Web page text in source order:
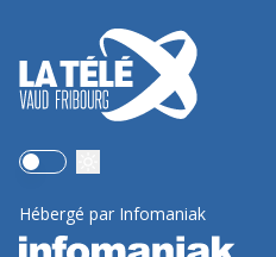
Use setting
Hébergé par Infomaniak